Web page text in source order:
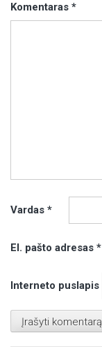
Komentaras *
Vardas *
El. pašto adresas *
Interneto puslapis